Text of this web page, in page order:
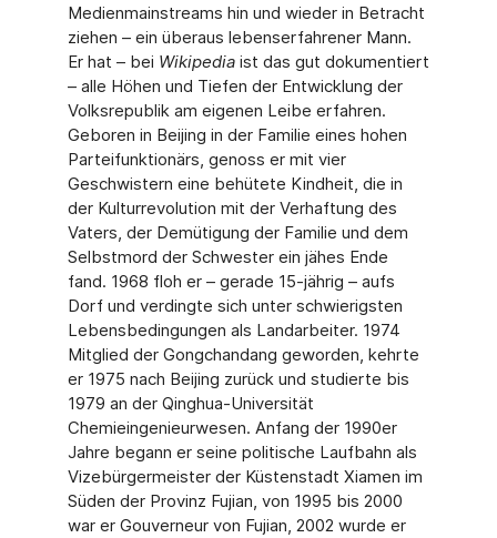
Medienmainstreams hin und wieder in Betracht
ziehen – ein überaus lebenserfahrener Mann.
Er hat – bei Wikipediaist das gut dokumentiert
– alle Höhen und Tiefen der Entwicklung der
Volksrepublik am eigenen Leibe erfahren.
Geboren in Beijing in der Familie eines hohen
Parteifunktionärs, genoss er mit vier
Geschwistern eine behütete Kindheit, die in
der Kulturrevolution mit der Verhaftung des
Vaters, der Demütigung der Familie und dem
Selbstmord der Schwester ein jähes Ende
fand. 1968 floh er – gerade 15-jährig – aufs
Dorf und verdingte sich unter schwierigsten
Lebensbedin­gungen als Landarbeiter. 1974
Mitglied der Gongchandang geworden, kehrte
er 1975 nach Beijing zurück und studierte bis
1979 an der Qinghua-Universität
Chemieingenieurwesen. Anfang der 1990er
Jahre begann er seine politische Laufbahn als
Vizebürgermeister der Küstenstadt Xiamen im
Süden der Provinz Fujian, von 1995 bis 2000
war er Gouverneur von Fujian, 2002 wurde er